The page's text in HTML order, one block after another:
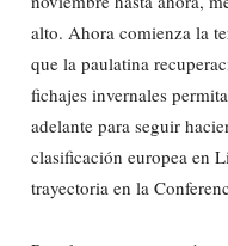
alto. Ahora comienza la
que la paulatina
fichajes invernales
adelante para seguir
clasificación europea en
trayectoria en la